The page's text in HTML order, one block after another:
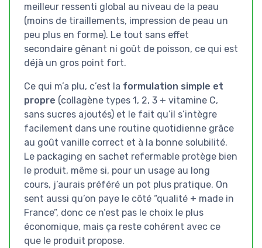
meilleur ressenti global au niveau de la peau
(moins de tiraillements, impression de peau un
peu plus en forme). Le tout sans effet
secondaire gênant ni goût de poisson, ce qui est
déjà un gros point fort.
Ce qui m’a plu, c’est la formulation simple et
propre (collagène types 1, 2, 3 + vitamine C,
sans sucres ajoutés) et le fait qu’il s’intègre
facilement dans une routine quotidienne grâce
au goût vanille correct et à la bonne solubilité.
Le packaging en sachet refermable protège bien
le produit, même si, pour un usage au long
cours, j’aurais préféré un pot plus pratique. On
sent aussi qu’on paye le côté “qualité + made in
France”, donc ce n’est pas le choix le plus
économique, mais ça reste cohérent avec ce
que le produit propose.